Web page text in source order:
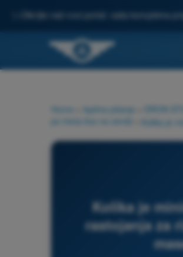
Otkrijte naš novi portal: vaša kompletna
Home Ispitna pitanja DRON
po treća lica na zemlji
Kolika je
rastojanja za